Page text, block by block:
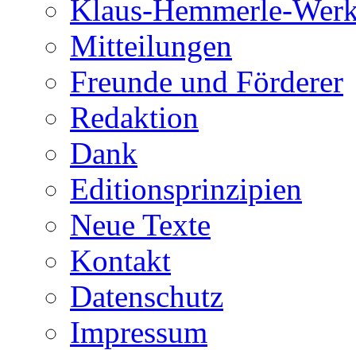
Klaus-Hemmerle-
Mitteilungen
Freunde und Förderer
Redaktion
Dank
Editionsprinzipien
Neue Texte
Kontakt
Datenschutz
Impressum